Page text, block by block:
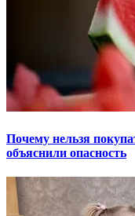
Почему нельзя
объяснили опасность